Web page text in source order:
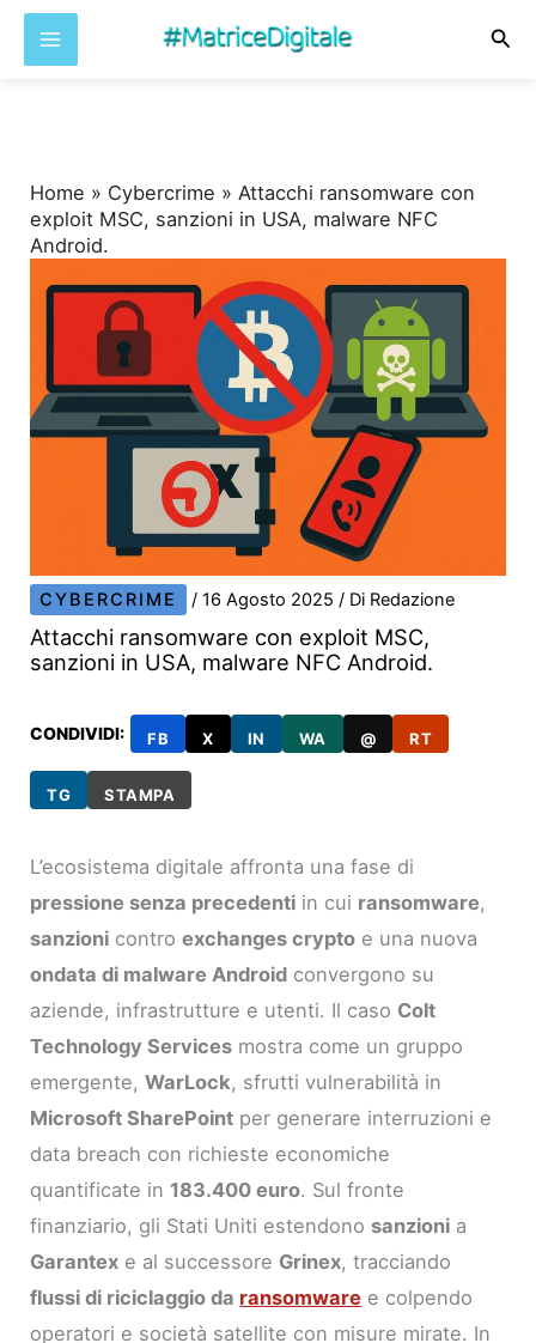
Home » Cybercrime »Attacchi ransomware con
exploit MSC, sanzioni in USA, malware NFC
Android.
CYBERCRIME /16 Agosto 2025/ Di Redazione
Attacchi ransomware con exploit MSC,
sanzioni in USA, malware NFC Android.
CONDIVIDI: FB X IN WA @ RT
TG STAMPA
L’ecosistema digitale affronta una fase di
pressione senza precedenti in cui ransomware,
sanzioni controexchanges crypto e una nuova
ondata di malware Android convergono su
aziende, infrastrutture e utenti. Il caso Colt
Technology Services mostra come un gruppo
emergente,WarLock, sfrutti vulnerabilità in
Microsoft SharePoint per generare interruzioni e
data breach con richieste economiche
quantificate in 183.400 euro. Sul fronte
finanziario, gli Stati Uniti estendono sanzioni a
Garantex e al successore Grinex, tracciando
flussi di riciclaggio da ransomware e colpendo
operatori e società satellite con misure mirate. In